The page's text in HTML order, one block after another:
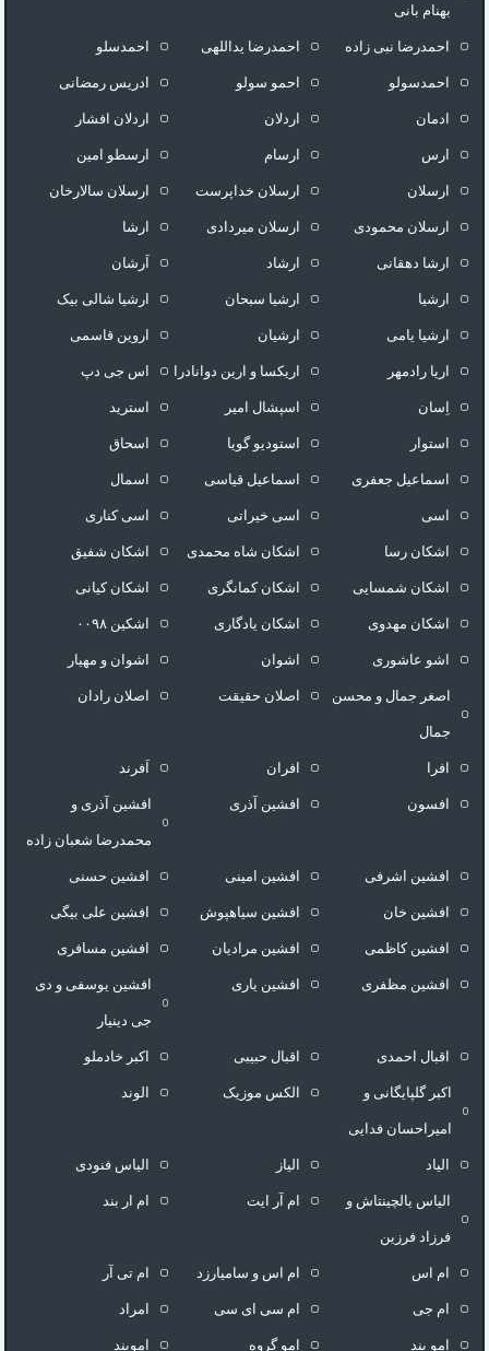
بهنام بانی
احمدرضا نبی زاده احمدرضا یداللهی احمدسلو
احمدسولو احمو سولو ادریس رمضانی
ادمان اردلان اردلان افشار
ارس ارسام ارسطو امین
ارسلان ارسلان خداپرست ارسلان سالارخان
ارسلان محمودی ارسلان میردادی ارشا
ارشا دهقانی ارشاد اَرشان
ارشیا ارشیا سبحان ارشیا شالی بیک
ارشیا یامی ارشیان اروین قاسمی
اریا رادمهر اریکسا و ارین دوانادرا اس جی دپ
اِسان اسپشال امیر استرید
استوار استودیو گویا اسحاق
اسماعیل جعفری اسماعیل قیاسی اسمال
اسی اسی خیراتی اسی کناری
اشکان رسا اشکان شاه محمدی اشکان شفیق
اشکان شمسایی اشکان‌ کمانگری اشکان کیانی
اشکان مهدوی اشکان یادگاری اشکین ۰۰۹۸
اشو عاشوری اشوان اشوان و مهیار
اصغر جمال و محسن
جمال
اصلان حقیقت اصلان رادان
افرا افران اَفرند
افسون افشین آذری افشین آذری و
محمدرضا شعبان زاده
افشین اشرفی افشین امینی افشین حسنی
افشین خان افشین سیاهپوش افشین علی بیگی
افشین کاظمی افشین مرادیان افشین مسافری
افشین مظفری افشین یاری افشین یوسفی و دی
جی دینیار
اقبال احمدی اقبال حبیبی اکبر خادملو
اکبر گلپایگانی و
امیراحسان فدایی
الکس موزیک الوند
الیاد الیاز الیاس فنودی
الیاس یالچینتاش و
فرزاد فرزین
ام آر ایت ام‌ ار بند
ام اس ام اس و سامیارزد ام تی آر
ام جی ام سی ای سی امراد
امو بند امو گروه اموبند